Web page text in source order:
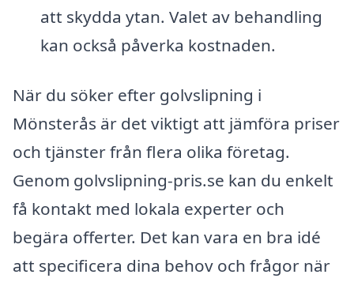
att skydda ytan. Valet av behandling
kan också påverka kostnaden.
När du söker efter golvslipning i
Mönsterås är det viktigt att jämföra priser
och tjänster från flera olika företag.
Genom golvslipning-pris.se kan du enkelt
få kontakt med lokala experter och
begära offerter. Det kan vara en bra idé
att specificera dina behov och frågor när